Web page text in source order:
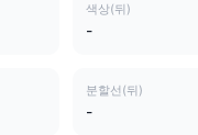
색상(뒤)
-
분할선(뒤)
-